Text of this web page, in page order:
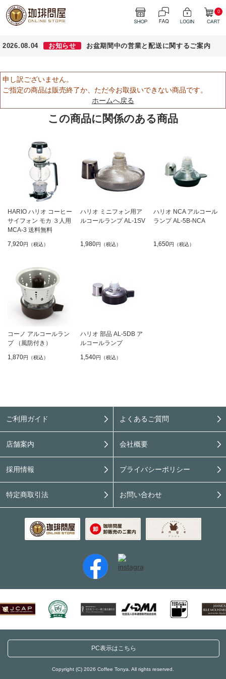
0
2026.08.04 お知らせ お盆期間中の営業と配送に関するご案内
申し訳ございません。
ご指定の商品は販売終了か、ただ今お取扱いできない商品です。
ホームへ戻る
この商品に関係のある商品
HARIO ハリオ コーヒー
サイフォン モカ ３人用
MCA-3 送料無料
7,920円（税込）
ハリオ ミニフォン用ア
ルコールランプ AL-1SV
1,980円（税込）
ハリオ NCA アルコール
ランプ AL-5B-NCA
1,650円（税込）
コーノ アルコールラン
プ （風防付き）
1,870円（税込）
ハリオ 部品 AL-5DB ア
ルコールランプ
1,540円（税込）
ご利用ガイド よくあるご質問
店舗案内 会社概要
採用情報 プライバシーポリシー
特定商取引法 お問い合わせ
PC表示はこちら
Copyright (C) 2026 Coffee Tonya. All rights reserved.